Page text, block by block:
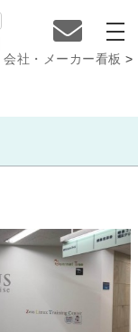
会社・メーカー看板 >